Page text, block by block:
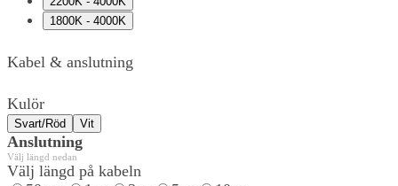
1800K - 4000K
Kabel & anslutning
Kulör
Svart/Röd Vit
Anslutning
Välj längd nedan
Välj längd på kabeln